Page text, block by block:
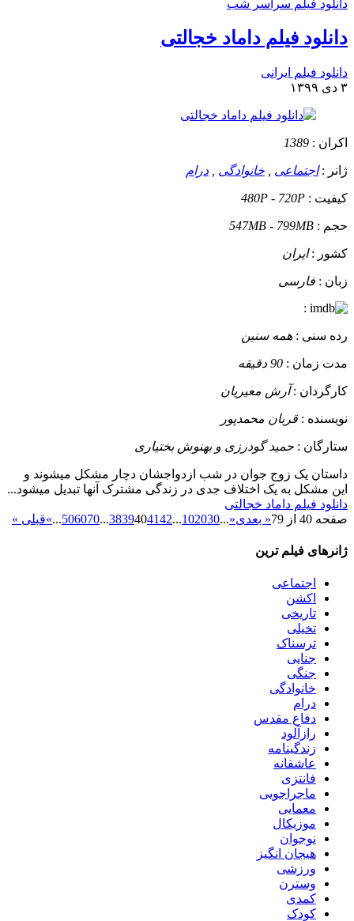
دانلود فیلم سراسر شب
دانلود فیلم داماد خجالتی
دانلود فیلم ایرانی
۳ دی ۱۳۹۹
اکران : 1389
ژانر :اجتماعی خانوادگی درام
کیفیت : 480P - 720P
حجم : 547MB - 799MB
کشور :ایران
زبان : فارسی
:
رده سنی : همه سنین
مدت زمان : 90 دقیقه
کارگردان :آرش معیریان
نویسنده : قربان محمدپور
ستارگان : حمید گودرزی و بهنوش بختیاری
داستان یک زوج جوان در شب ازدواجشان دچار مشکل میشوند و
این مشکل به یک اختلاف جدی در زندگی مشترک آنها تبدیل میشود...
دانلود فیلم داماد خجالتی
صفحه 40 از 79
« بعدی«
...
102030
...
3839404142
...
506070
...
»قبلی »
ژانرهای فیلم ترین
اجتماعی
اکشن
تاریخی
تخیلی
ترسناک
جنایی
جنگی
خانوادگی
درام
دفاع مقدس
رازآلود
زندگینامه
عاشقانه
فانتزی
ماجراجویی
معمایی
موزیکال
نوجوان
هیجان انگیز
ورزشی
وسترن
کمدی
کودک